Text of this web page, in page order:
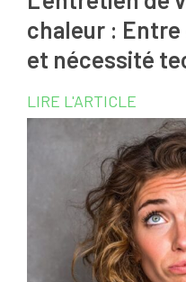
chaleur :
et nécessité
LIRE L'ARTICLE